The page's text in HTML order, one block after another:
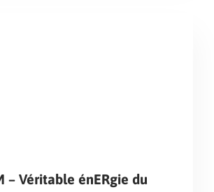
– Véritable énERgie du